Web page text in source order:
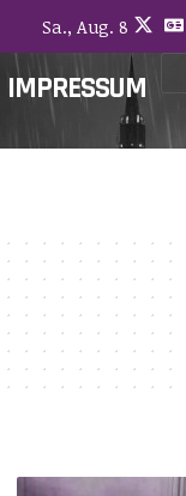
Sa., Aug. 8
IMPRESSUM